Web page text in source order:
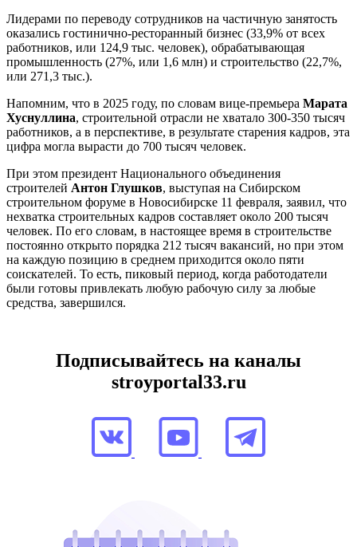
Лидерами по переводу сотрудников на частичную занятость
оказались гостинично-ресторанный бизнес (33,9% от всех
работников, или 124,9 тыс. человек), обрабатывающая
промышленность (27%, или 1,6 млн) и строительство (22,7%,
или 271,3 тыс.).
Напомним, что в 2025 году, по словам вице-премьера Марата
Хуснуллина, строительной отрасли не хватало 300-350 тысяч
работников, а в перспективе, в результате старения кадров, эта
цифра могла вырасти до 700 тысяч человек.
При этом президент Национального объединения
строителей Антон Глушков, выступая на Сибирском
строительном форуме в Новосибирске 11 февраля, заявил, что
нехватка строительных кадров составляет около 200 тысяч
человек. По его словам, в настоящее время в строительстве
постоянно открыто порядка 212 тысяч вакансий, но при этом
на каждую позицию в среднем приходится около пяти
соискателей. То есть, пиковый период, когда работодатели
были готовы привлекать любую рабочую силу за любые
средства, завершился.
Подписывайтесь на каналы
stroyportal33.ru